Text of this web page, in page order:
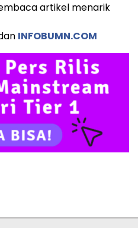
artikel menarik
INFOBUMN.COM